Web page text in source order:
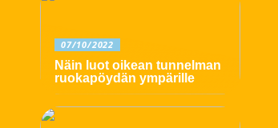
07/10/2022
Näin luot oikean tunnelman
ruokapöydän ympärille